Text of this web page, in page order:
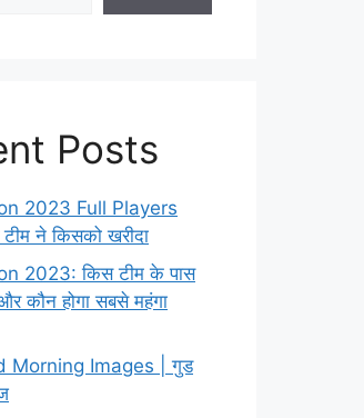
Posts
2023 Full Players
ने किसको खरीदा
2023: किस टीम के पास
कौन होगा सबसे महंगा
Morning Images | गुड